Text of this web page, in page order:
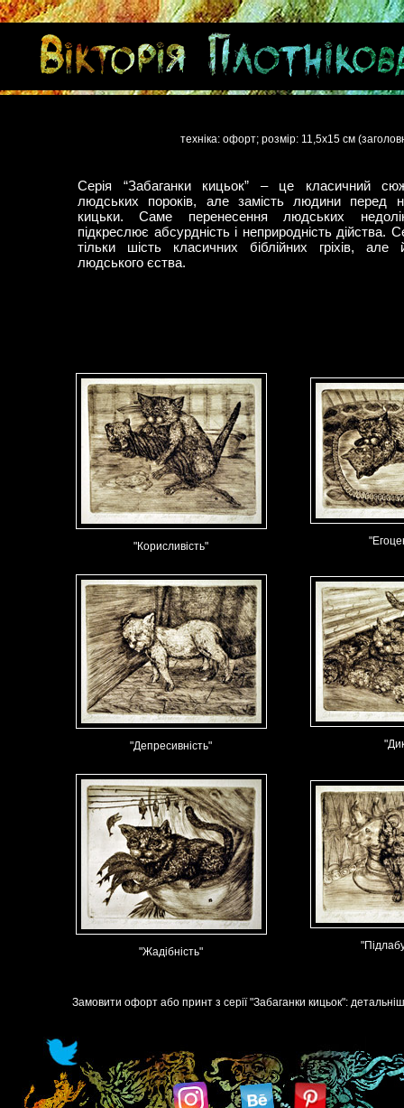
техніка: офорт; розмір: 11,5х15 см
Серія “Забаганки кицьок” – це класичний
людських пороків, але замість людини перед
кицьки. Саме перенесення людських
підкреслює абсурдність і неприродність дійства.
тільки шість класичних біблійних гріхів, але
людського єства.
"Корисливість"
"Депресивність"
"Жадібність"
Замовити офорт або принт з серії "Забаганки кицьок":